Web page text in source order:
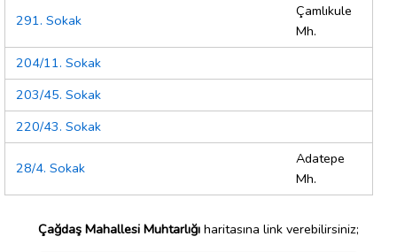
291. Sokak
Çamlıkule
Mh.
204/11. Sokak
203/45. Sokak
220/43. Sokak
28/4. Sokak
Adatepe
Mh.
Çağdaş Mahallesi Muhtarlığı haritasına link verebilirsiniz;